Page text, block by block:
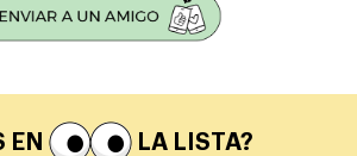
EN
LA LISTA?